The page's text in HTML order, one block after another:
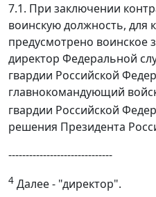
7.1. При заключении
воинскую должность, для
предусмотрено воинское
директор Федеральной
гвардии Российской
главнокомандующий
гвардии Российской
решения Президента
------------------------------
4 Далее - "директор".